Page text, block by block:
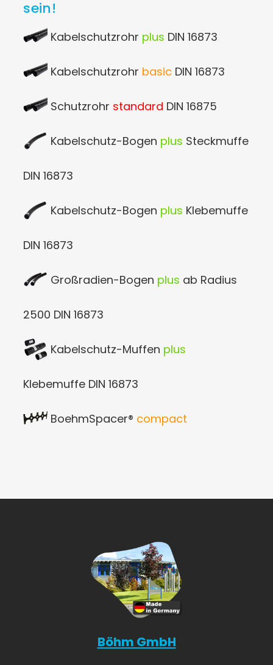
sein!
Kabelschutzrohr plus DIN 16873
Kabelschutzrohr basic DIN 16873
Schutzrohr standard DIN 16875
Kabelschutz-Bogen plus Steckmuffe
DIN 16873
Kabelschutz-Bogen plus Klebemuffe
DIN 16873
Großradien-Bogen plus ab Radius
2500 DIN 16873
Kabelschutz-Muffen plus
Klebemuffe DIN 16873
BoehmSpacer® compact
Böhm GmbH